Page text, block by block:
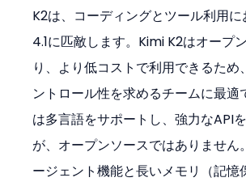
K2は、コーディングとツール利用
4.1に匹敵します。Kimi K2はオープ
り、より低コストで利用できるため
ントロール性を求めるチームに最適
は多言語をサポートし、強力なAPI
が、オープンソースではありません
ージェント機能と長いメモリ（記憶